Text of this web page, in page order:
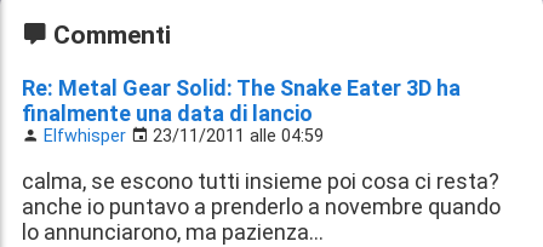
Commenti
Re: Metal Gear Solid: The Snake Eater 3D ha
finalmente una data di lancio
Elfwhisper 23/11/2011 alle 04:59
calma, se escono tutti insieme poi cosa ci resta?
anche io puntavo a prenderlo a novembre quando
lo annunciarono, ma pazienza...